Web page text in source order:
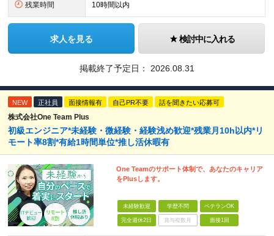
残業時間 10時間以内
求人を見る 検討中に入れる
掲載終了予定日： 2026.08.31
NEW 正社員 面接情報有 自己PR不要 話を聞きたい応募可
株式会社One Team Plus
初級エンジニア*未経験・微経験・経験浅め歓迎*残業月10h以内*リ
モート率8割*有給1時間単位*推し活休暇有
One Teamのサポート体制で、あなたのキャリア
をPlusします。
未経験歓迎 学歴不問 ベテランOK
完全週休2日 賞与複数月 面接1回